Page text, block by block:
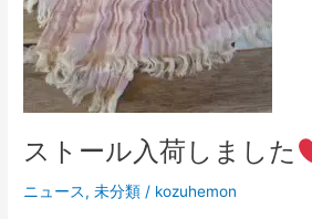
ストール入荷しました
ニュース,未分類 / kozuhemon
た